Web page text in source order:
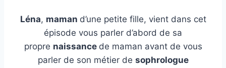
Léna, maman d’une petite fille, vient dans cet
épisode vous parler d’abord de sa
propre naissance de maman avant de vous
parler de son métier de sophrologue